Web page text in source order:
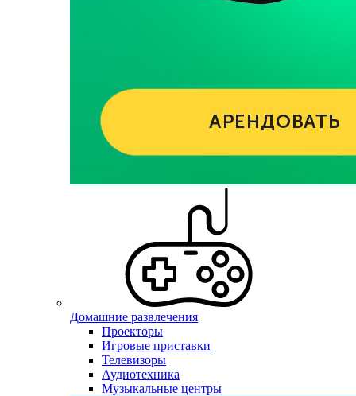
Домашние развлечения
Проекторы
Игровые приставки
Телевизоры
Аудиотехника
Музыкальные центры